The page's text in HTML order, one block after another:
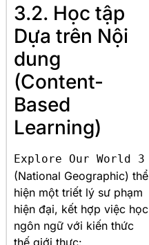
3.2. Học tập
Dựa trên Nội
dung
(Content-
Based
Learning)
Explore Our World 3
(National Geographic) thể
hiện một triết lý sư phạm
hiện đại, kết hợp việc học
ngôn ngữ với kiến thức
thế giới thực: